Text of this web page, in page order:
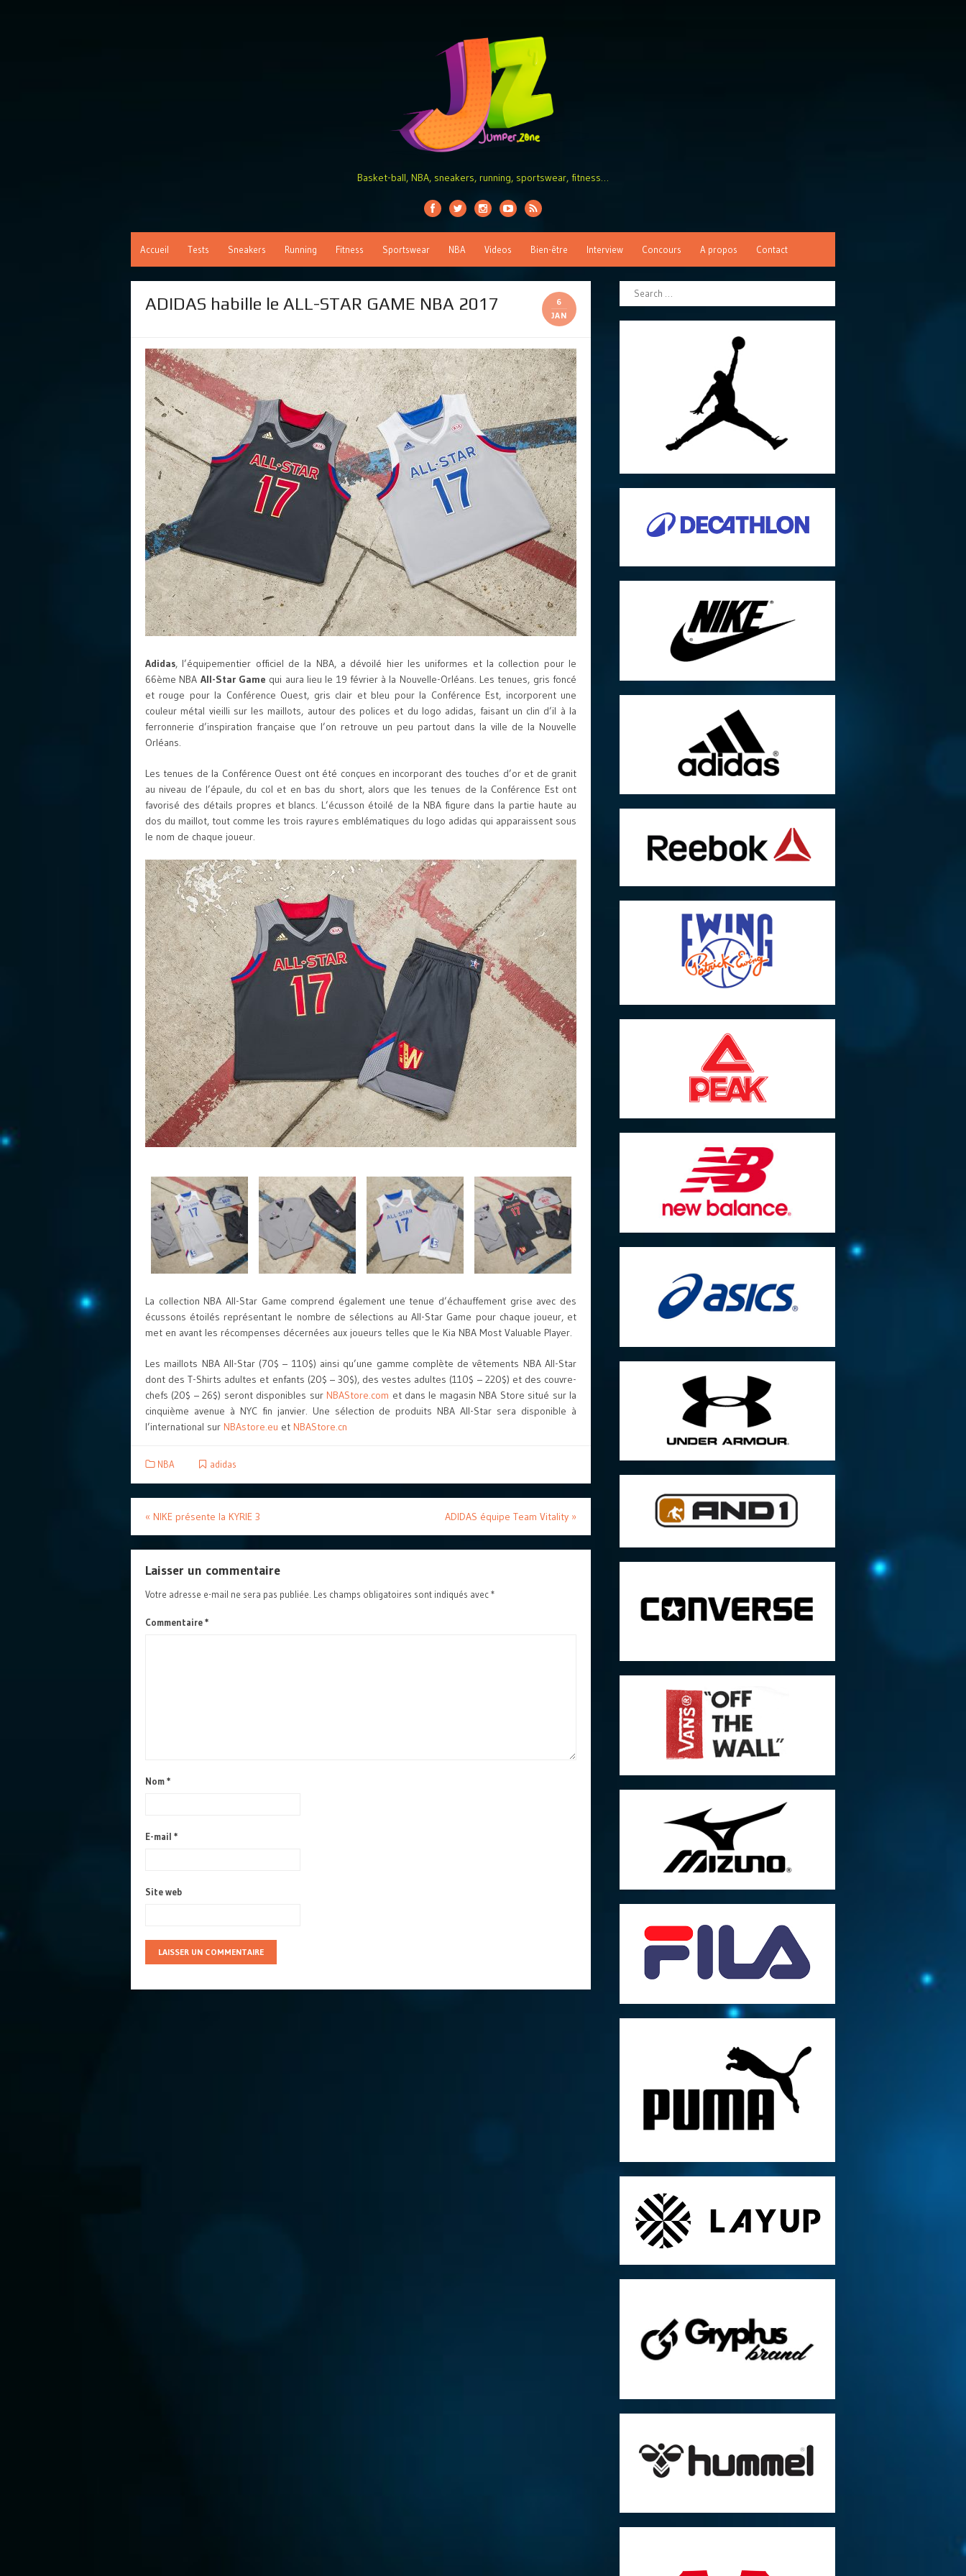
Basket-ball, NBA, sneakers, running, sportswear, fitness…
Accueil Tests Sneakers Running Fitness Sportswear NBA Videos Bien-être Interview Concours A propos Contact
ADIDAS habille le ALL-STAR GAME NBA 2017
6
JAN
Adidas, l’équipementier officiel de la NBA, a dévoilé hier les uniformes et la collection pour le
66ème NBA All-Star Game qui aura lieu le 19 février à la Nouvelle-Orléans. Les tenues, gris foncé
et rouge pour la Conférence Ouest, gris clair et bleu pour la Conférence Est, incorporent une
couleur métal vieilli sur les maillots, autour des polices et du logo adidas, faisant un clin d’il à la
ferronnerie d’inspiration française que l’on retrouve un peu partout dans la ville de la Nouvelle
Orléans.
Les tenues de la Conférence Ouest ont été conçues en incorporant des touches d’or et de granit
au niveau de l’épaule, du col et en bas du short, alors que les tenues de la Conférence Est ont
favorisé des détails propres et blancs. L’écusson étoilé de la NBA figure dans la partie haute au
dos du maillot, tout comme les trois rayures emblématiques du logo adidas qui apparaissent sous
le nom de chaque joueur.
La collection NBA All-Star Game comprend également une tenue d’échauffement grise avec des
écussons étoilés représentant le nombre de sélections au All-Star Game pour chaque joueur, et
met en avant les récompenses décernées aux joueurs telles que le Kia NBA Most Valuable Player.
Les maillots NBA All-Star (70$ – 110$) ainsi qu’une gamme complète de vêtements NBA All-Star
dont des T-Shirts adultes et enfants (20$ – 30$), des vestes adultes (110$ – 220$) et des couvre-
chefs (20$ – 26$) seront disponibles sur NBAStore.com et dans le magasin NBA Store situé sur la
cinquième avenue à NYC fin janvier. Une sélection de produits NBA All-Star sera disponible à
l’international sur NBAstore.eu et NBAStore.cn
NBA adidas
« NIKE présente la KYRIE 3 ADIDAS équipe Team Vitality »
Laisser un commentaire
Votre adresse e-mail ne sera pas publiée. Les champs obligatoires sont indiqués avec*
Commentaire*
Nom*
E-mail *
Site web